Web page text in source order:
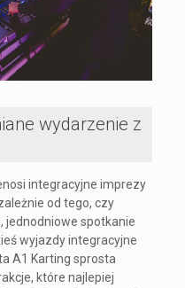
wydarzenie z
integracyjne imprezy
od tego, czy
jednodniowe spotkanie
wyjazdy integracyjne
A1 Karting sprosta
które najlepiej